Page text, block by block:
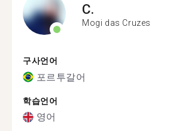
C.
Mogi das Cruzes
구사언어
포르투갈어
학습언어
영어